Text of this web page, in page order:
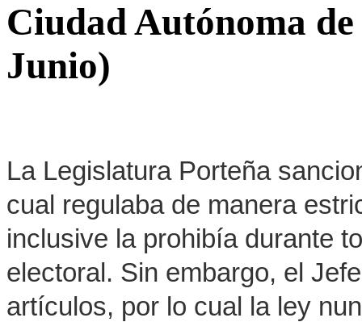
Ciudad Autónoma
Junio)
La Legislatura Porteña
cual regulaba de manera
inclusive la prohibía durante
electoral. Sin embargo, el
artículos, por lo cual la ley